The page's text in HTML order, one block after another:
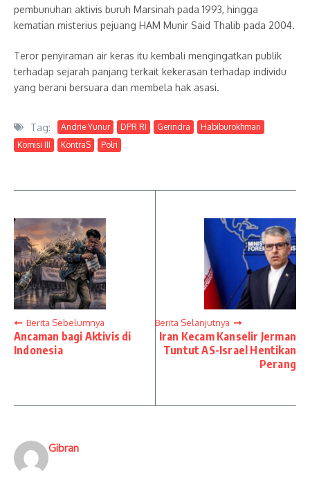
pembunuhan aktivis buruh Marsinah pada 1993, hingga
kematian misterius pejuang HAM Munir Said Thalib pada 2004.
Teror penyiraman air keras itu kembali mengingatkan publik
terhadap sejarah panjang terkait kekerasan terhadap individu
yang berani bersuara dan membela hak asasi.
Tag: Andrie Yunur DPR RI Gerindra
Habiburokhman
Komisi III
KontraS Polri
Berita Sebelumnya
Ancaman bagi Aktivis di
Indonesia
Berita Selanjutnya
Iran Kecam Kanselir Jerman
Tuntut AS-Israel Hentikan
Perang
Gibran